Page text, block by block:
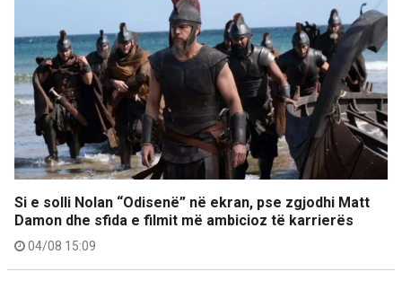
Si e solli Nolan “Odisenë” në ekran, pse zgjodhi Matt
Damon dhe sfida e filmit më ambicioz të karrierës
04/08 15:09